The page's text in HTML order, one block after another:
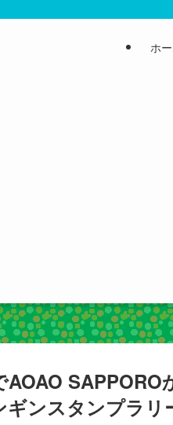
ホ
AOAO SAPPORO
ンスタンプラリ